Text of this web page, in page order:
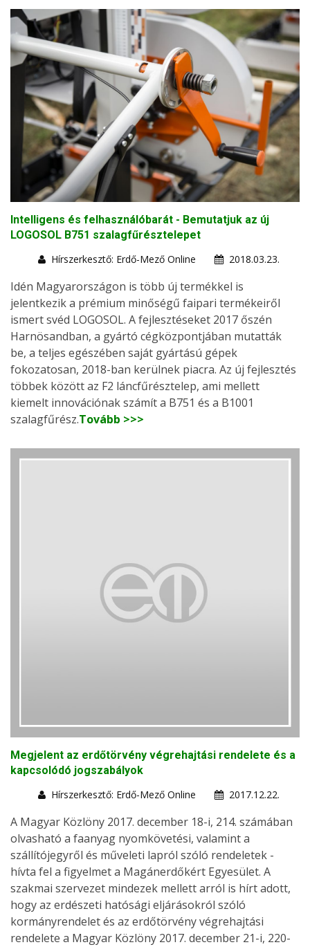
Intelligens és felhasználóbarát - Bemutatjuk az új
LOGOSOL B751 szalagfűrésztelepet
Hírszerkesztő: Erdő-Mező Online
2018.03.23.
Idén Magyarországon is több új termékkel is
jelentkezik a prémium minőségű faipari termékeiről
ismert svéd LOGOSOL. A fejlesztéseket 2017 őszén
Harnösandban, a gyártó cégközpontjában mutatták
be, a teljes egészében saját gyártású gépek
fokozatosan, 2018-ban kerülnek piacra. Az új fejlesztés
többek között az F2 láncfűrésztelep, ami mellett
kiemelt innovációnak számít a B751 és a B1001
szalagfűrész.Tovább >>>
Megjelent az erdőtörvény végrehajtási rendelete és a
kapcsolódó jogszabályok
Hírszerkesztő: Erdő-Mező Online
2017.12.22.
A Magyar Közlöny 2017. december 18-i, 214. számában
olvasható a faanyag nyomkövetési, valamint a
szállítójegyről és műveleti lapról szóló rendeletek -
hívta fel a figyelmet a Magánerdőkért Egyesület. A
szakmai szervezet mindezek mellett arról is hírt adott,
hogy az erdészeti hatósági eljárásokról szóló
kormányrendelet és az erdőtörvény végrehajtási
rendelete a Magyar Közlöny 2017. december 21-i, 220-